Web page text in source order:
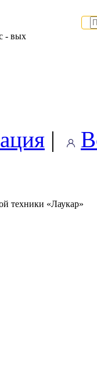
- вых
|
техники «Лаукар»